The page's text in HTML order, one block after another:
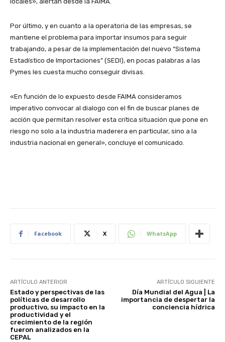
Por último, y en cuanto a la operatoria de las empresas, se
mantiene el problema para importar insumos para seguir
trabajando, a pesar de la implementación del nuevo “Sistema
Estadístico de Importaciones” (SEDI), en pocas palabras a las
Pymes les cuesta mucho conseguir divisas.
«En función de lo expuesto desde FAIMA consideramos
imperativo convocar al dialogo con el fin de buscar planes de
acción que permitan resolver esta crítica situación que pone en
riesgo no solo a la industria maderera en particular, sino a la
industria nacional en general», concluye el comunicado.
Facebook X WhatsApp
ARTÍCULO ANTERIOR
Estado y perspectivas de las
políticas de desarrollo
productivo, su impacto en la
productividad y el
crecimiento de la región
fueron analizados en la
CEPAL
ARTÍCULO SIGUIENTE
Día Mundial del Agua | La
importancia de despertar la
conciencia hídrica